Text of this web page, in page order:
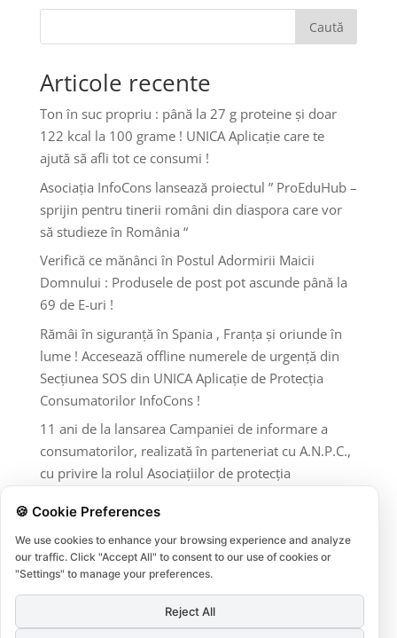
Caută
Articole recente
Ton în suc propriu : până la 27 g proteine și doar
122 kcal la 100 grame ! UNICA Aplicație care te
ajută să afli tot ce consumi !
Asociația InfoCons lansează proiectul ” ProEduHub –
sprijin pentru tinerii români din diaspora care vor
să studieze în România “
Verifică ce mănânci în Postul Adormirii Maicii
Domnului : Produsele de post pot ascunde până la
69 de E-uri !
Rămâi în siguranță în Spania , Franța și oriunde în
lume ! Accesează offline numerele de urgență din
Secțiunea SOS din UNICA Aplicație de Protecția
Consumatorilor InfoCons !
11 ani de la lansarea Campaniei de informare a
consumatorilor, realizată în parteneriat cu A.N.P.C.,
cu privire la rolul Asociațiilor de protecția
Comentarii recente
Niciun comentariu de arătat.
🍪 Cookie Preferences
We use cookies to enhance your browsing experience and analyze
our traffic. Click "Accept All" to consent to our use of cookies or
"Settings" to manage your preferences.
Reject All